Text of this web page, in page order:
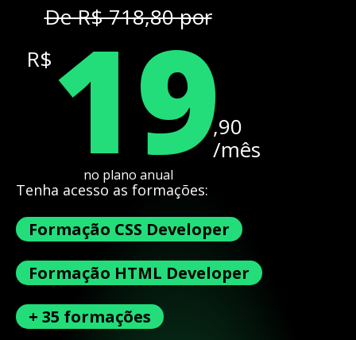
De R$ 718,80 por
R$ 19,90
/mês
no plano anual
Tenha acesso as formações:
Formação CSS Developer
Formação HTML Developer
+ 35 formações